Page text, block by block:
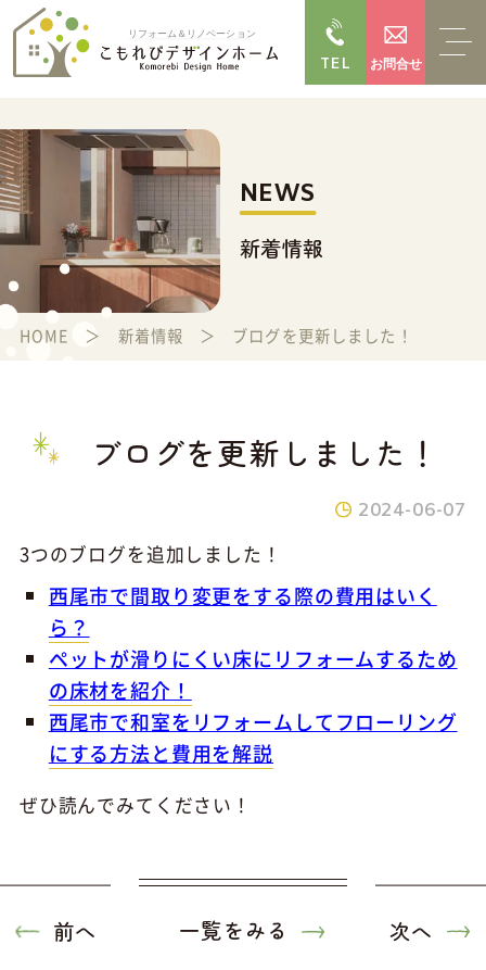
TEL お問合せ
NEWS
新着情報
HOME 新着情報 ブログを更新しました！
ブログを更新しました！
2024-06-07
3つのブログを追加しました！
西尾市で間取り変更をする際の費用はいく
ら？
ペットが滑りにくい床にリフォームするため
の床材を紹介！
西尾市で和室をリフォームしてフローリング
にする方法と費用を解説
ぜひ読んでみてください！
前へ 一覧をみる 次へ